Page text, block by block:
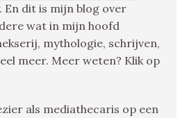
En dit is mijn blog over
wat in mijn hoofd
mythologie, schrijven,
meer. Meer weten? Klik op
als mediathecaris op een